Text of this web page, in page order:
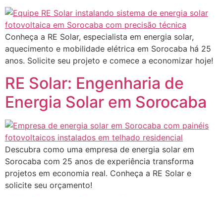
Conheça a RE Solar, especialista em energia solar,
aquecimento e mobilidade elétrica em Sorocaba há 25
anos. Solicite seu projeto e comece a economizar hoje!
RE Solar: Engenharia de
Energia Solar em Sorocaba
Descubra como uma empresa de energia solar em
Sorocaba com 25 anos de experiência transforma
projetos em economia real. Conheça a RE Solar e
solicite seu orçamento!